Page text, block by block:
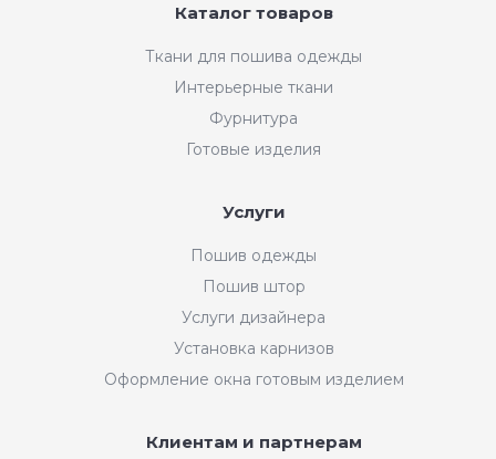
Каталог товаров
Ткани для пошива одежды
Интерьерные ткани
Фурнитура
Готовые изделия
Услуги
Пошив одежды
Пошив штор
Услуги дизайнера
Установка карнизов
Оформление окна готовым изделием
Клиентам и партнерам